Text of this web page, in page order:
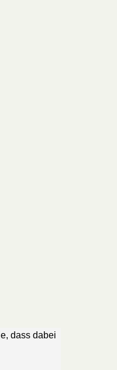
dass dabei